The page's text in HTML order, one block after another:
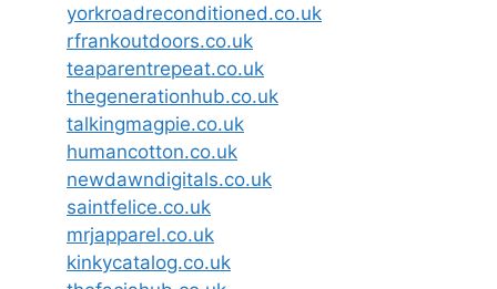
yorkroadreconditioned.co.uk
rfrankoutdoors.co.uk
teaparentrepeat.co.uk
thegenerationhub.co.uk
talkingmagpie.co.uk
humancotton.co.uk
newdawndigitals.co.uk
saintfelice.co.uk
mrjapparel.co.uk
kinkycatalog.co.uk